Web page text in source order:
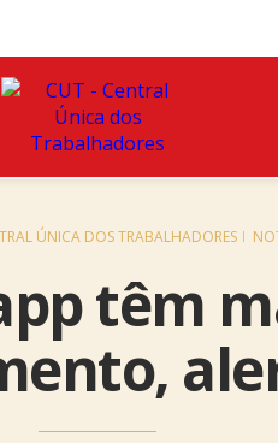
ÚNICA DOS TRABALHADORES
têm